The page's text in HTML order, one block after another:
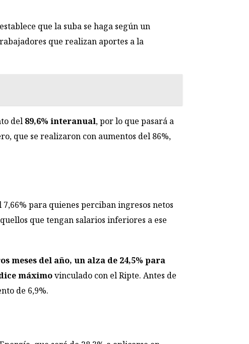
que la suba se haga según un
que realizan aportes a la
del 89,6% interanual, por lo que pasará a
que se realizaron con aumentos del 86%,
para quienes perciban ingresos netos
que tengan salarios inferiores a ese
meses del año, un alza de 24,5% para
máximovinculado con el Ripte. Antes de
de 6,9%.